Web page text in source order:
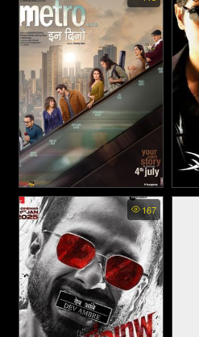
เซีพิตต์ (2023)
Metro in Dino - หลากชีวิตวัน
นี้ ในเมืองใหญ่ (2025) 167